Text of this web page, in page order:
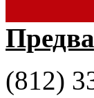
(812)